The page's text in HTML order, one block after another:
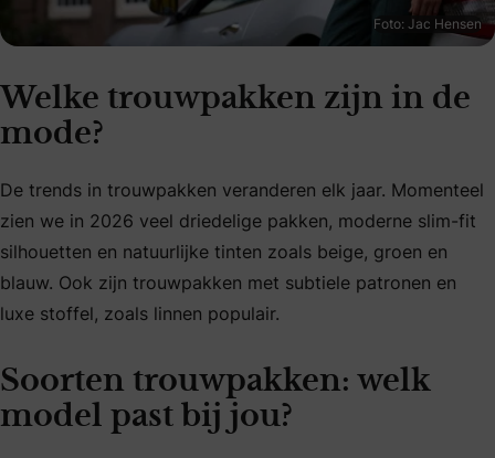
Foto: Jac Hensen
Welke trouwpakken zijn in de
mode?
De trends in trouwpakken veranderen elk jaar. Momenteel
zien we in 2026 veel driedelige pakken, moderne slim-fit
silhouetten en natuurlijke tinten zoals beige, groen en
blauw. Ook zijn trouwpakken met subtiele patronen en
luxe stoffel, zoals linnen populair.
Soorten trouwpakken: welk
model past bij jou?